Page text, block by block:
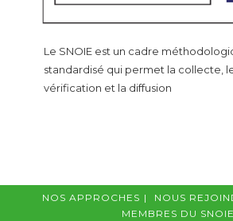
Le SNOIE est un cadre
standardisé qui permet la collecte,
vérification et la diffusion
NOS APPROCHES NOUS
MEMBRES DU SNOIE